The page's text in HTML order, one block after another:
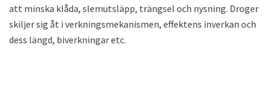
att minska klåda, slemutsläpp, trängsel och nysning. Droger
skiljer sig åt i verkningsmekanismen, effektens inverkan och
dess längd, biverkningar etc.